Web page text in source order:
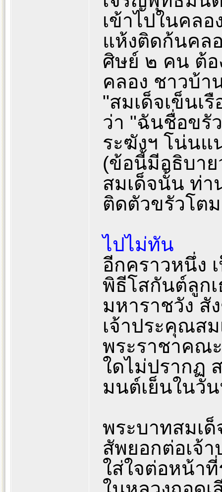
เข้าไปในคลอ
แห้งติดก้นคล
ศิษย์ ๒ คน ต้อ
คลอง ชาวบ้า
"สมเด็จเข็นเ
ว่า "ฉันชื่อขรั
ระฆังฯ โน่นแ
(ข้อนี้มีอธิบา
สมเด็จนั้น ท่า
ติดตัวขรัวโต
ไปไม่ทัน
อีกคราวหนึ่ง
พิธีโสกันต์ลูก
มหาราชวัง สั
เจ้าประคุณส
พระราชาคณ
ใดไม่ปรากฏ
มนต์เย็นในวั
พระบาทสมเด็
สัพยอกต่อเจ้
ใส่ใจต่อหน้าที่